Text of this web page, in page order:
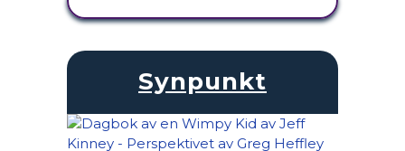
Synpunkt